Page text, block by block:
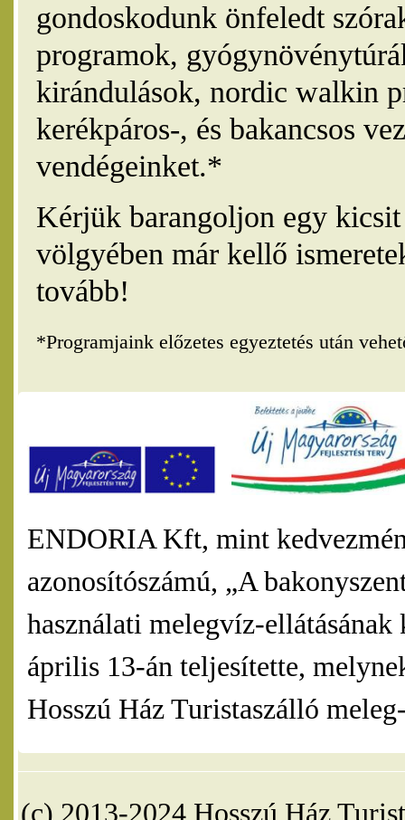
gondoskodunk önfeledt
programok,
kirándulások, nordic walkin
kerékpáros-, és bakancsos
vendégeinket.*
Kérjük barangoljon egy
völgyében már kellő
tovább!
*Programjaink előzetes egyeztetés után
ENDORIA Kft, mint
azonosítószámú, „A
használati melegvíz-
április 13-án teljesítette,
Hosszú Ház Turistaszálló
(c) 2013-2024 Hosszú Ház